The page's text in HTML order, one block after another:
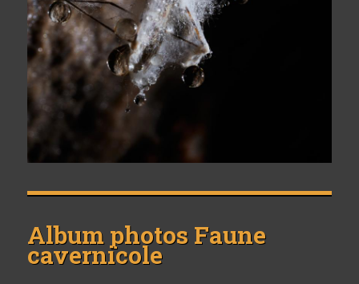
Album photos Faune
cavernicole